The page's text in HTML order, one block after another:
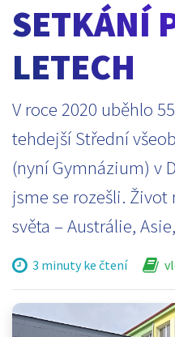
SETKÁNÍ
LETECH
V roce 2020 uběhlo
tehdejší Střední
(nyní Gymnázium) v
jsme se rozešli. Život
světa – Austrálie,
3 minuty ke čtení